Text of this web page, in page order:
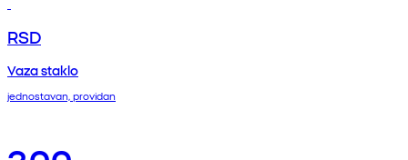
RSD
Vaza staklo
jednostavan, providan